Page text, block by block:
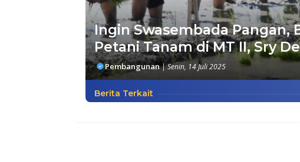
Ingin Swasembada Pangan,
Petani Tanam di MT II, Sry
Pembangunan|Senin, 14 Juli 2025
Berita Terkait